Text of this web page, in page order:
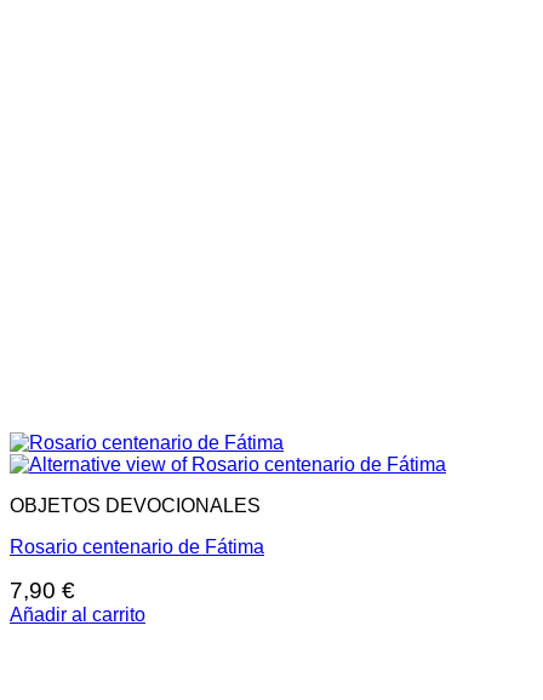
OBJETOS DEVOCIONALES
Rosario centenario de Fátima
7,90 €
Añadir al carrito